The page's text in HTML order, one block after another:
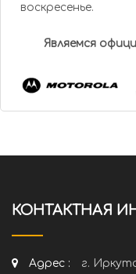
воскресенье.
Являемся
КОНТАКТНАЯ
Адрес :
г.